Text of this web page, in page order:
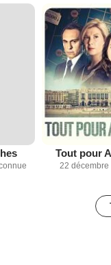
Tout pour
22 décembre